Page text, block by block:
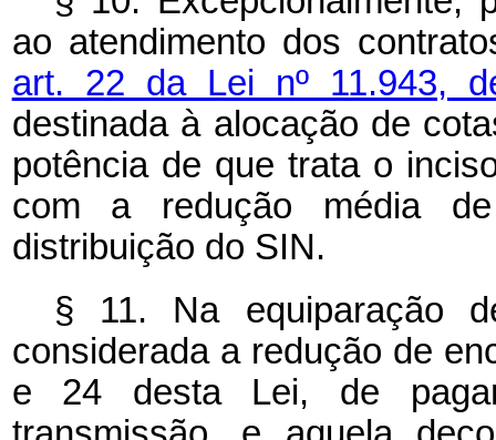
ao atendimento dos
art. 22 da Lei nº 11.943,
destinada à alocação de
potência de que trata o
com a redução média
distribuição do SIN.
§ 11. Na equiparação
considerada a redução de
e 24 desta Lei, de